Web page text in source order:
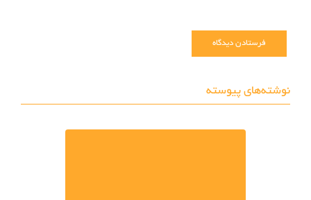
نوشته‌های پیوسته